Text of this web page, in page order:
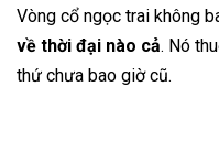
Vòng cổ ngọc trai không
về thời đại nào cả. Nó
thứ chưa bao giờ cũ.